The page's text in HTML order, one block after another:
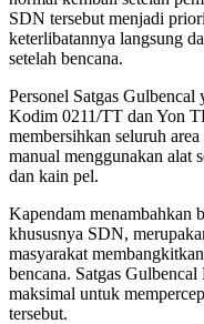
SDN tersebut menjadi
keterlibatannya langsung
setelah bencana.
Personel Satgas
Kodim 0211/TT dan Yon
membersihkan seluruh
manual menggunakan alat
dan kain pel.
Kapendam menambahkan
khususnya SDN,
masyarakat
bencana. Satgas
maksimal untuk
tersebut.